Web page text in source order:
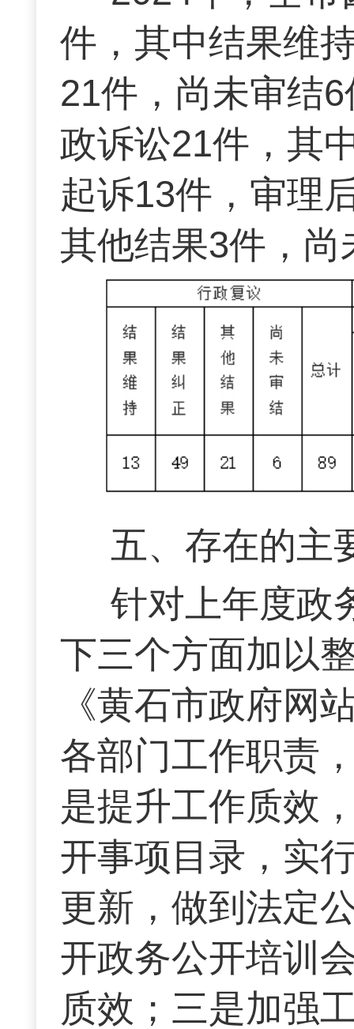
件，其中结果维
21件，尚未审结
政诉讼21件，其
起诉13件，审理
其他结果3件，尚
五、存在的主
针对上年度政
下三个方面加以
《黄石市政府网
各部门工作职责
是提升工作质效
开事项目录，实
更新，做到法定
开政务公开培训
质效；三是加强